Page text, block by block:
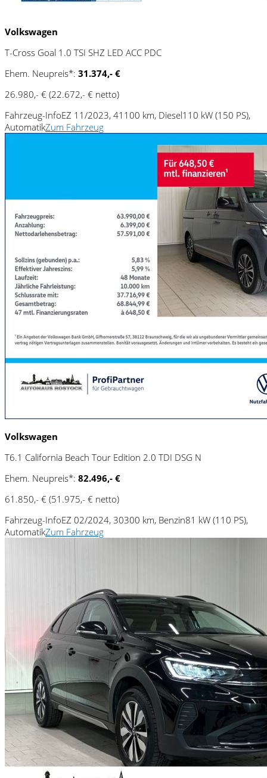
Volkswagen
T-Cross Goal 1.0 TSI SHZ LED ACC PDC
Ehem. Neupreis*: 31.374,- €
26.980,- € (22.672,- € netto)
Fahrzeug-InfoEZ 11/2023, 41100 km, Diesel110 kW (150 PS),
AutomatikZum Fahrzeug
Volkswagen
T6.1 California Beach Tour Edition 2.0 TDI DSG N
Ehem. Neupreis*: 82.496,- €
61.850,- € (51.975,- € netto)
Fahrzeug-InfoEZ 02/2024, 30300 km, Benzin81 kW (110 PS),
AutomatikZum Fahrzeug